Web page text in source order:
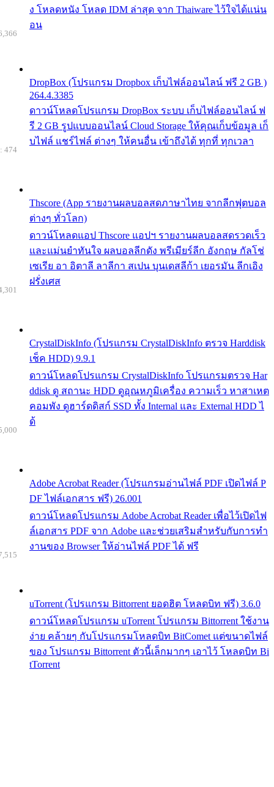
ง โหลดหนัง โหลด IDM ล่าสุด จาก Thaiware ไว้ใจได้แน่น
อน
DropBox (โปรแกรม Dropbox เก็บไฟล์ออนไลน์ ฟรี 2 GB )
264.4.3385
ดาวน์โหลดโปรแกรม DropBox ระบบ เก็บไฟล์ออนไลน์ ฟ
รี 2 GB รูปแบบออนไลน์ Cloud Storage ให้คุณเก็บข้อมูล เก็
บไฟล์ แชร์ไฟล์ ต่างๆ ให้คนอื่น เข้าถึงได้ ทุกที่ ทุกเวลา
Thscore (App รายงานผลบอลสดภาษาไทย จากลีกฟุตบอล
ต่างๆ ทั่วโลก)
ดาวน์โหลดแอป Thscore แอปฯ รายงานผลบอลสดรวดเร็ว
และแม่นยำทันใจ ผลบอลลีกดัง พรีเมียร์ลีก อังกฤษ กัลโช่
เซเรีย อา อิตาลี ลาลีกา สเปน บุนเดสลีก้า เยอรมัน ลีกเอิง
ฝรั่งเศส
474
CrystalDiskInfo (โปรแกรม CrystalDiskInfo ตรวจ Harddisk
เช็ค HDD) 9.9.1
ดาวน์โหลดโปรแกรม CrystalDiskInfo โปรแกรมตรวจ Har
ddisk ดู สถานะ HDD ดูอุณหภูมิเครื่อง ความเร็ว หาสาเหต
คอมพัง ดูฮาร์ดดิสก์ SSD ทั้ง Internal และ External HDD ไ
ด้
Adobe Acrobat Reader (โปรแกรมอ่านไฟล์ PDF เปิดไฟล์ P
DF ไฟล์เอกสาร ฟรี) 26.001
ดาวน์โหลดโปรแกรม Adobe Acrobat Reader เพื่อไว้เปิดไฟ
ล์เอกสาร PDF จาก Adobe และช่วยเสริมสำหรับกับการทำ
งานของ Browser ให้อ่านไฟล์ PDF ได้ ฟรี
uTorrent (โปรแกรม Bittorrent ยอดฮิต โหลดบิท ฟรี) 3.6.0
ดาวน์โหลดโปรแกรม uTorrent โปรแกรม Bittorrent ใช้งาน
ง่าย คล้ายๆ กับโปรแกรมโหลดบิท BitComet แต่ขนาดไฟล์
ของ โปรแกรม Bittorrent ตัวนี้เล็กมากๆ เอาไว้ โหลดบิท Bi
tTorrent